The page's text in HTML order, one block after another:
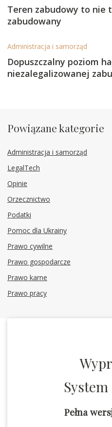
Teren zabudowy to nie
zabudowany
Administracja i samorząd
Dopuszczalny poziom
niezalegalizowanej
Powiązane kategorie
Administracja i samorząd
LegalTech
Opinie
Orzecznictwo
Podatki
Pomoc dla Ukrainy
Prawo cywilne
Prawo gospodarcze
Prawo karne
Prawo pracy
Pełna